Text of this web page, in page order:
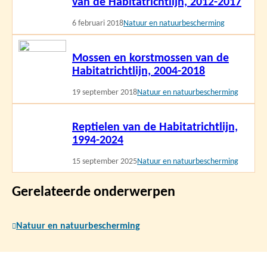
6 februari 2018Natuur en natuurbescherming
Mossen en korstmossen van de
Habitatrichtlijn, 2004-2018
19 september 2018Natuur en natuurbescherming
Lees
Reptielen van de Habitatrichtlijn,
1994-2024
15 september 2025Natuur en natuurbescherming
Gerelateerde onderwerpen
Natuur en natuurbescherming